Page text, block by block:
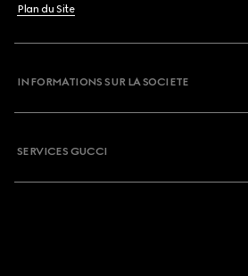
Plan du Site
INFORMATIONS SUR LA SOCIETE
SERVICES GUCCI